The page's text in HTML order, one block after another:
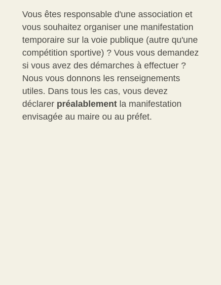
Vous êtes responsable d'une association et
vous souhaitez organiser une manifestation
temporaire sur la voie publique (autre qu'une
compétition sportive) ? Vous vous demandez
si vous avez des démarches à effectuer ?
Nous vous donnons les renseignements
utiles. Dans tous les cas, vous devez
déclarer préalablement la manifestation
envisagée au maire ou au préfet.